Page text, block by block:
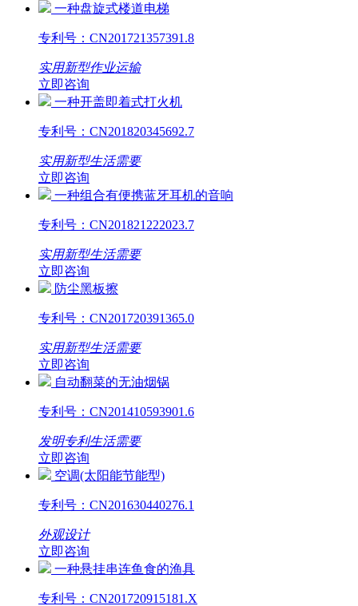
一种盘旋式楼道电梯
专利号： CN201721357391.8
实用新型作业运输
立即咨询
一种开盖即着式打火机
专利号： CN201820345692.7
实用新型生活需要
立即咨询
一种组合有便携蓝牙耳机的音响
专利号： CN201821222023.7
实用新型生活需要
立即咨询
防尘黑板擦
专利号： CN201720391365.0
实用新型生活需要
立即咨询
自动翻菜的无油烟锅
专利号： CN201410593901.6
发明专利生活需要
立即咨询
空调(太阳能节能型)
专利号： CN201630440276.1
外观设计
立即咨询
一种悬挂串连鱼食的渔具
专利号： CN201720915181.X